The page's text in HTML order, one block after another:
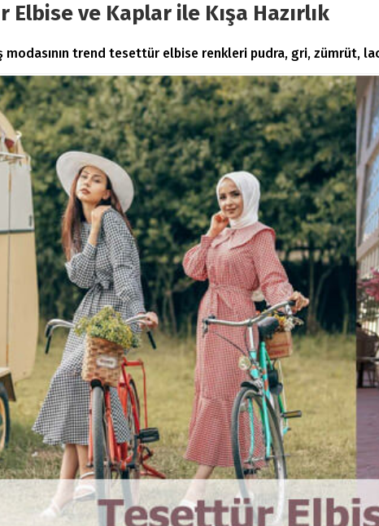
Elbise ve Kaplar ile Kışa Hazırlık
modasının trend tesettür elbise renkleri pudra, gri, zümrüt,